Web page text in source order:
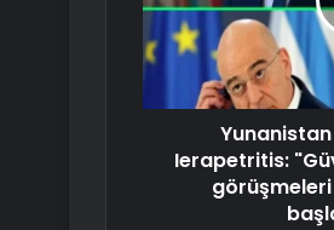
Yunanistan
Ierapetritis: